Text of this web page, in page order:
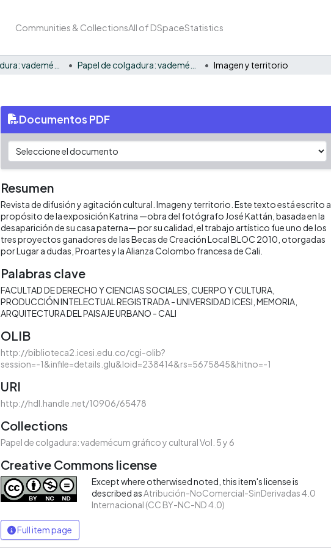
Communities & CollectionsAll of DSpaceStatistics
Imagen y territorio
Documentos PDF
Resumen
Revista de difusión y agitación cultural. Imagen y territorio. Este texto está escrito a
propósito de la exposición Katrina —obra del fotógrafo José Kattán, basada en la
desaparición de su casa paterna— por su calidad, el trabajo artístico fue uno de los
tres proyectos ganadores de las Becas de Creación Local BLOC 2010, otorgadas
por Lugar a dudas, Proartes y la Alianza Colombo francesa de Cali.
Palabras clave
FACULTAD DE DERECHO Y CIENCIAS SOCIALES CUERPO Y CULTURA
PRODUCCIÓN INTELECTUAL REGISTRADA - UNIVERSIDAD ICESI MEMORIA
ARQUITECTURA DEL PAISAJE URBANO - CALI
OLIB
http://biblioteca2.icesi.edu.co/cgi-olib?
session=-1&infile=details.glu&loid=238414&rs=5675845&hitno=-1
URI
http://hdl.handle.net/10906/65478
Collections
Papel de colgadura: vademécum gráfico y cultural Vol. 5 y 6
Creative Commons license
Except where otherwised noted, this item's license is
described as Atribución-NoComercial-SinDerivadas 4.0
Internacional (CC BY-NC-ND 4.0)
Full item page